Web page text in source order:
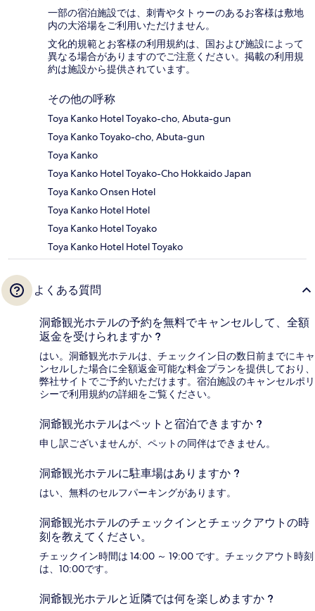
一部の宿泊施設では、刺青やタトゥーのあるお客様は敷地
内の大浴場をご利用いただけません。
文化的規範とお客様の利用規約は、国および施設によって
異なる場合がありますのでご注意ください。掲載の利用規
約は施設から提供されています。
その他の呼称
Toya Kanko Hotel Toyako-cho, Abuta-gun
Toya Kanko Toyako-cho, Abuta-gun
Toya Kanko
Toya Kanko Hotel Toyako-Cho Hokkaido Japan
Toya Kanko Onsen Hotel
Toya Kanko Hotel Hotel
Toya Kanko Hotel Toyako
Toya Kanko Hotel Hotel Toyako
よくある質問
洞爺観光ホテルの予約を無料でキャンセルして、全額
返金を受けられますか ?
はい。洞爺観光ホテルは、チェックイン日の数日前までにキャ
ンセルした場合に全額返金可能な料金プランを提供しており、
弊社サイトでご予約いただけます。宿泊施設のキャンセルポリ
シーで利用規約の詳細をご覧ください。
洞爺観光ホテルはペットと宿泊できますか ?
申し訳ございませんが、ペットの同伴はできません。
洞爺観光ホテルに駐車場はありますか ?
はい、無料のセルフパーキングがあります。
洞爺観光ホテルのチェックインとチェックアウトの時
刻を教えてください。
チェックイン時間は 14:00 ～ 19:00 です。チェックアウト時刻
は、10:00です。
洞爺観光ホテルと近隣では何を楽しめますか ?